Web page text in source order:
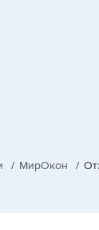
/ МирОкон /